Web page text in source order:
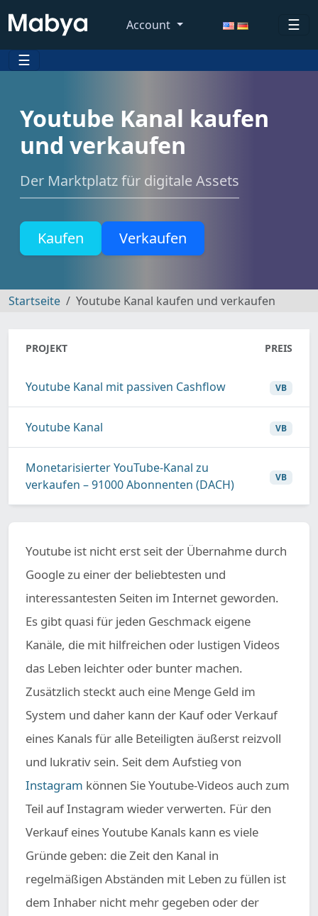
Account
☰
☰
Youtube Kanal kaufen
und verkaufen
Der Marktplatz für digitale Assets
Kaufen Verkaufen
Startseite Youtube Kanal kaufen und verkaufen
PROJEKT PREIS
Youtube Kanal mit passiven Cashflow VB
Youtube Kanal VB
Monetarisierter YouTube-Kanal zu
verkaufen – 91000 Abonnenten (DACH)
VB
Youtube ist nicht erst seit der Übernahme durch
Google zu einer der beliebtesten und
interessantesten Seiten im Internet geworden.
Es gibt quasi für jeden Geschmack eigene
Kanäle, die mit hilfreichen oder lustigen Videos
das Leben leichter oder bunter machen.
Zusätzlich steckt auch eine Menge Geld im
System und daher kann der Kauf oder Verkauf
eines Kanals für alle Beteiligten äußerst reizvoll
und lukrativ sein. Seit dem Aufstieg von
Instagram können Sie Youtube-Videos auch zum
Teil auf Instagram wieder verwerten. Für den
Verkauf eines Youtube Kanals kann es viele
Gründe geben: die Zeit den Kanal in
regelmäßigen Abständen mit Leben zu füllen ist
dem Inhaber nicht mehr gegeben oder der